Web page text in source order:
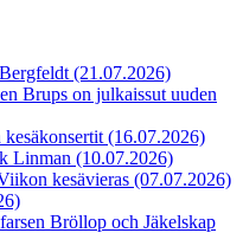
(21.07.2026)
Brups on julkaissut uuden
(16.07.2026)
Linman (10.07.2026)
kesävieras (07.07.2026)
Bröllop och Jäkelskap